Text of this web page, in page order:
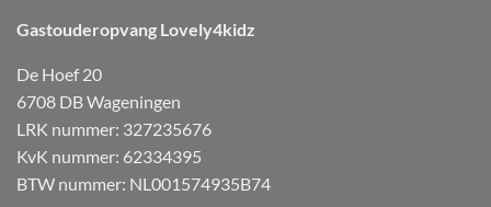
Gastouderopvang Lovely4kidz
De Hoef 20
6708 DB Wageningen
LRK nummer: 327235676
KvK nummer: 62334395
BTW nummer: NL001574935B74